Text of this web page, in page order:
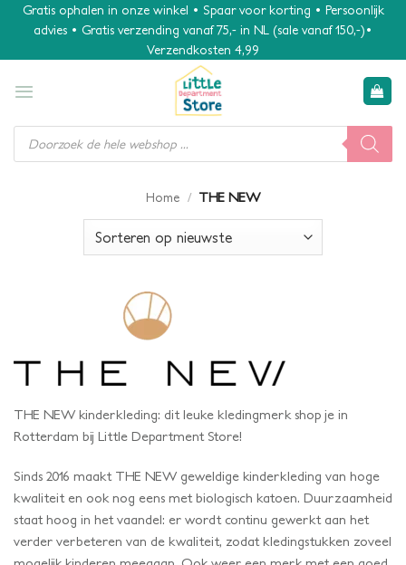
Gratis ophalen in onze winkel • Spaar voor korting • Persoonlijk
advies • Gratis verzending vanaf 75,- in NL (sale vanaf 150,-)•
Verzendkosten 4,99
Producten
zoeken
Home / THE NEW
THE NEW kinderkleding: dit leuke kledingmerk shop je in
Rotterdam bij Little Department Store!
Sinds 2016 maakt THE NEW geweldige kinderkleding van hoge
kwaliteit en ook nog eens met biologisch katoen. Duurzaamheid
staat hoog in het vaandel: er wordt continu gewerkt aan het
verder verbeteren van de kwaliteit, zodat kledingstukken zoveel